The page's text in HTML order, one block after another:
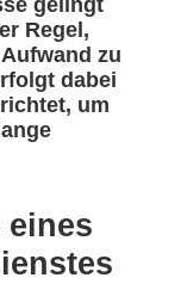
gelingt
Regel,
zu
dabei
um
eines